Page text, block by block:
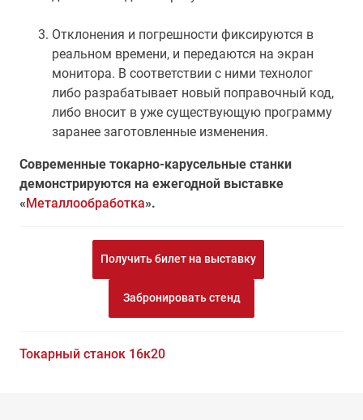
Отклонения и погрешности фиксируются в
реальном времени, и передаются на экран
монитора. В соответствии с ними технолог
либо разрабатывает новый поправочный код,
либо вносит в уже существующую программу
заранее заготовленные изменения.
Современные токарно-карусельные станки
демонстрируются на ежегодной выставке
«Металлообработка».
Получить билет на выставку
Забронировать стенд
Токарный станок 16к20